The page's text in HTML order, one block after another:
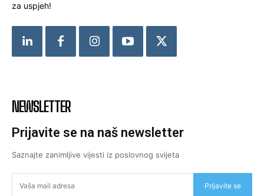
za uspjeh!
NEWSLETTER
Prijavite se na naš newsletter
Saznajte zanimljive vijesti iz poslovnog svijeta
Prijavite se